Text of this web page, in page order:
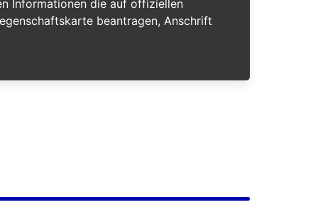
Informationen die auf offiziellen
beantragen, Anschrift